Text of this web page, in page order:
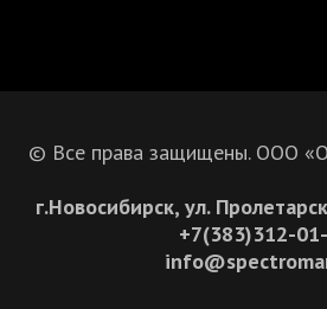
© Все права защищены. ООО
г.Новосибирск, ул.
+7(383)312-